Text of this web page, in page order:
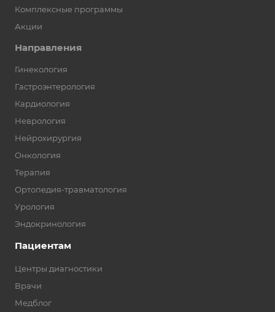
Комплексные программы
Акции
Направления
Гинекология
Гастроэнтерология
Кардиология
Неврология
Нейрохирургия
Онкология
Терапия
Ортопедия-травматология
Урология
Эндокринология
Пациентам
Центры диагностики
Врачи
Медблог